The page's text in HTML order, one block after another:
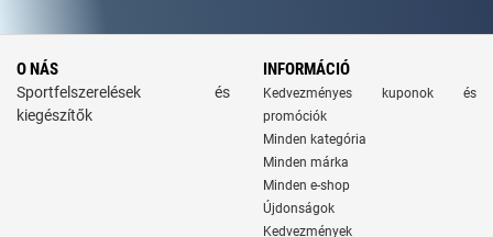
O NÁS
Sportfelszerelések és
kiegészítők
INFORMÁCIÓ
Kedvezményes kuponok és
promóciók
Minden kategória
Minden márka
Minden e-shop
Újdonságok
Kedvezmények